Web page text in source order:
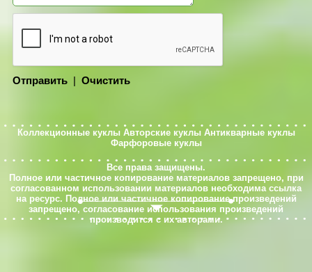
Отправить Очистить
Коллекционные куклы Авторские куклы Антикварные куклы
Фарфоровые куклы
Все права защищены.
Полное или частичное копирование материалов запрещено, при
согласованном использовании материалов необходима ссылка
на ресурс. Полное или частичное копирование произведений
запрещено, согласование использования произведений
производится с их авторами.